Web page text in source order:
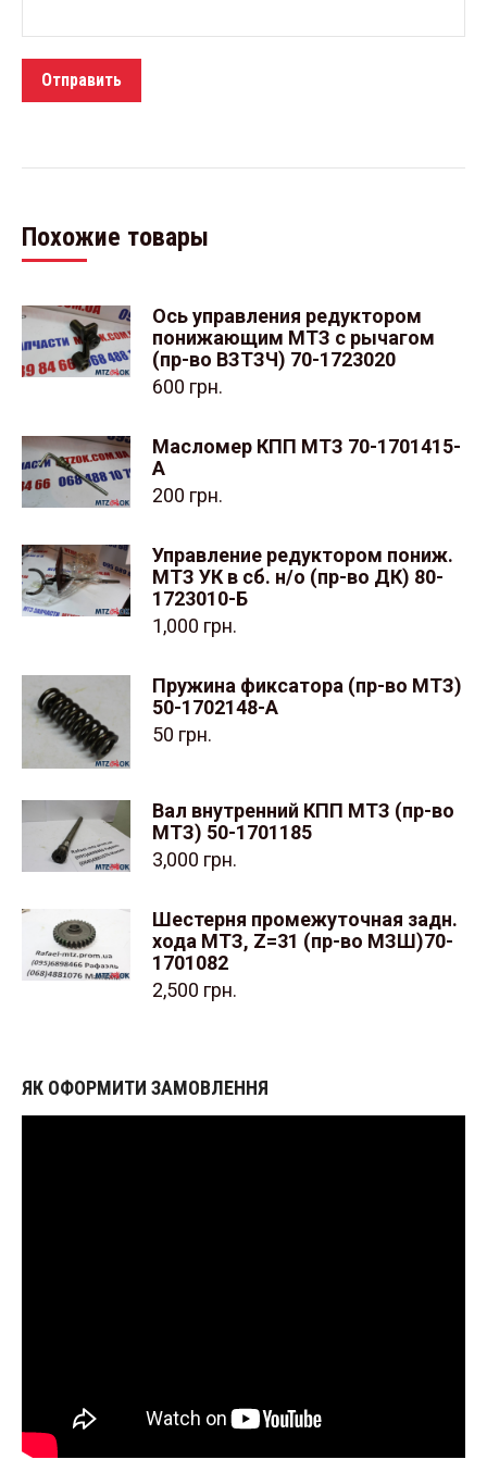
Похожие товары
Ось управления редуктором
понижающим МТЗ с рычагом
(пр-во ВЗТЗЧ) 70-1723020
600 грн.
Масломер КПП МТЗ 70-1701415-
А
200 грн.
Управление редуктором пониж.
МТЗ УК в сб. н/о (пр-во ДК) 80-
1723010-Б
1,000 грн.
Пружина фиксатора (пр-во МТЗ)
50-1702148-А
50 грн.
Вал внутренний КПП МТЗ (пр-во
МТЗ) 50-1701185
3,000 грн.
Шестерня промежуточная задн.
хода МТЗ, Z=31 (пр-во МЗШ)70-
1701082
2,500 грн.
ЯК ОФОРМИТИ ЗАМОВЛЕННЯ